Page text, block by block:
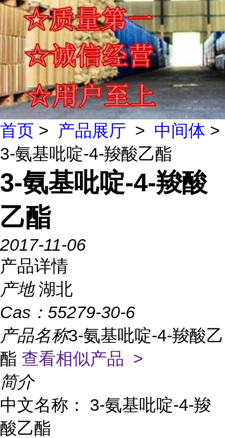
首页 > 产品展厅 > 中间体 >
3-氨基吡啶-4-羧酸乙酯
3-氨基吡啶-4-羧酸
乙酯
2017-11-06
产品详情
产地 湖北
Cas： 55279-30-6
产品名称3-氨基吡啶-4-羧酸乙
酯 查看相似产品 >
简介
中文名称： 3-氨基吡啶-4-羧
酸乙酯